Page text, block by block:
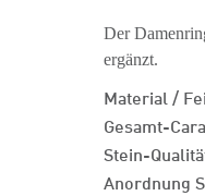
Der
ergänzt.
Material /
Gesamt-
Stein-
Anordnung